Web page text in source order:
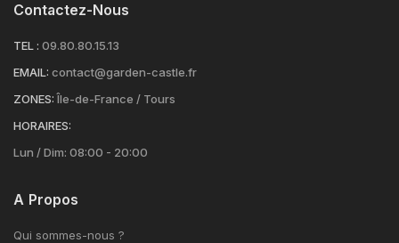
Contactez-Nous
TEL : 09.80.80.15.13
EMAIL: contact@garden-castle.fr
ZONES: Île-de-France / Tours
HORAIRES:
Lun / Dim: 08:00 - 20:00
A Propos
Qui sommes-nous ?